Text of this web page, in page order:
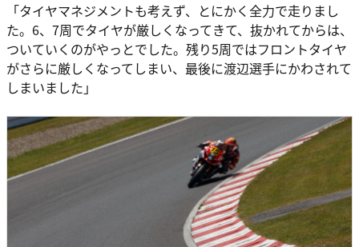
「タイヤマネジメントも考えず、とにかく全力で走りまし
た。6、7周でタイヤが厳しくなってきて、抜かれてからは、
ついていくのがやっとでした。残り5周ではフロントタイヤ
がさらに厳しくなってしまい、最後に渡辺選手にかわされて
しまいました」